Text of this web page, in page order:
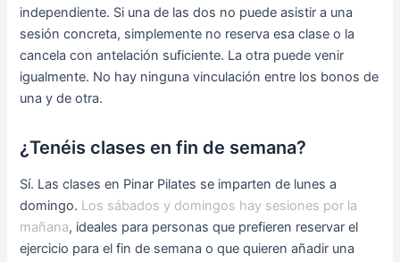
independiente. Si una de las dos no puede asistir a una
sesión concreta, simplemente no reserva esa clase o la
cancela con antelación suficiente. La otra puede venir
igualmente. No hay ninguna vinculación entre los bonos de
una y de otra.
¿Tenéis clases en fin de semana?
Sí. Las clases en Pinar Pilates se imparten de lunes a
domingo. Los sábados y domingos hay sesiones por la
mañana, ideales para personas que prefieren reservar el
ejercicio para el fin de semana o que quieren añadir una